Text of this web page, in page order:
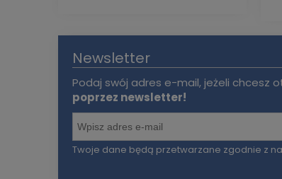
Newsletter
Podaj swój adres e-mail, jeżeli chcesz
poprzez newsletter!
Twoje dane będą przetwarzane zgodnie z